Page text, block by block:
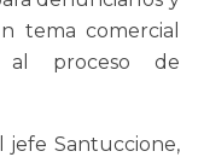
tema comercial
al proceso de
Santuccione,